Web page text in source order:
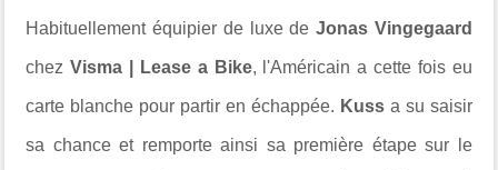
Habituellement équipier de luxe de Jonas Vingegaard
chezVisma | Lease a Bike, l'Américain a cette fois eu
carte blanche pour partir en échappée. Kuss a su saisir
sa chance et remporte ainsi sa première étape sur le